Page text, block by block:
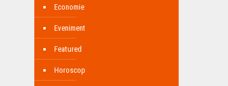
Economie
Eveniment
Featured
Horoscop